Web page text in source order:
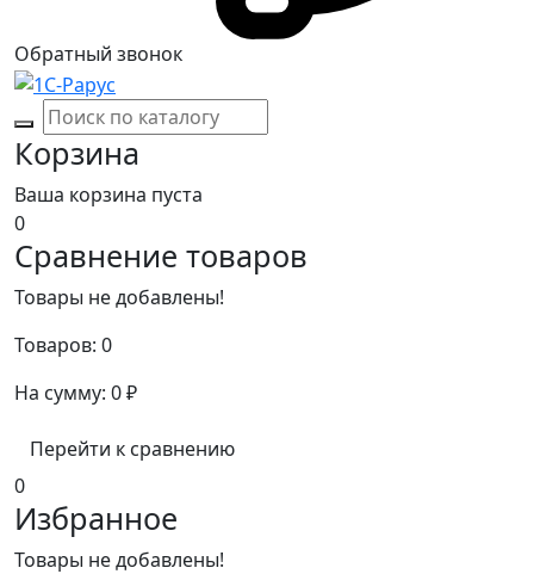
Обратный звонок
Корзина
Ваша корзина пуста
0
Сравнение товаров
Товары не добавлены!
Товаров: 0
На сумму: 0₽
Перейти к сравнению
0
Избранное
Товары не добавлены!